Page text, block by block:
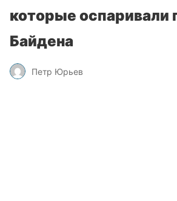
которые оспаривали
Байдена
Петр Юрьев